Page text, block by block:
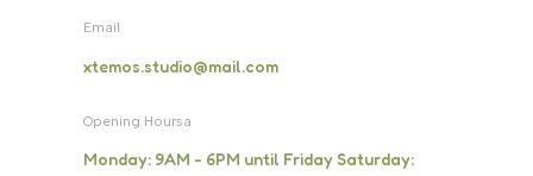
Email
xtemos.studio@mail.com
Opening Hoursa
Monday: 9AM - 6PM until Friday Saturday: